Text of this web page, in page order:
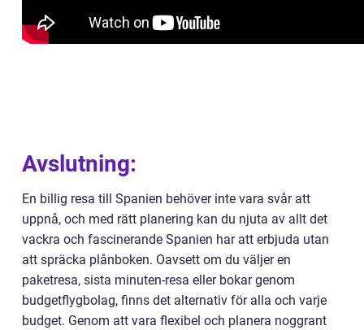
Avslutning:
En billig resa till Spanien behöver inte vara svår att
uppnå, och med rätt planering kan du njuta av allt det
vackra och fascinerande Spanien har att erbjuda utan
att spräcka plånboken. Oavsett om du väljer en
paketresa, sista minuten-resa eller bokar genom
budgetflygbolag, finns det alternativ för alla och varje
budget. Genom att vara flexibel och planera noggrant